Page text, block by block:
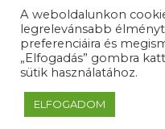
A weboldalunkon
legrelevánsabb
preferenciáira és
„Elfogadás” gombra
sütik használatához.
ELFOGADOM